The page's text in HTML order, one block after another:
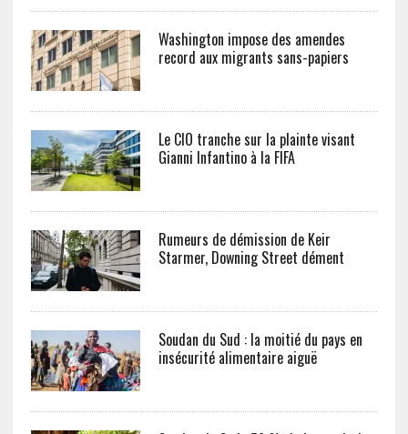
Washington impose des amendes
record aux migrants sans-papiers
Le CIO tranche sur la plainte visant
Gianni Infantino à la FIFA
Rumeurs de démission de Keir
Starmer, Downing Street dément
Soudan du Sud : la moitié du pays en
insécurité alimentaire aiguë